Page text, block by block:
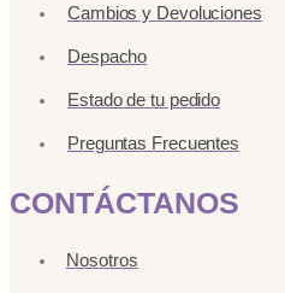
Cambios y Devoluciones
Despacho
Estado de tu pedido
Preguntas Frecuentes
CONTÁCTANOS
Nosotros